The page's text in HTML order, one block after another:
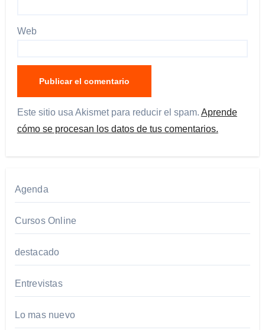
Web
Este sitio usa Akismet para reducir el spam. Aprende
cómo se procesan los datos de tus comentarios.
Agenda
Cursos Online
destacado
Entrevistas
Lo mas nuevo